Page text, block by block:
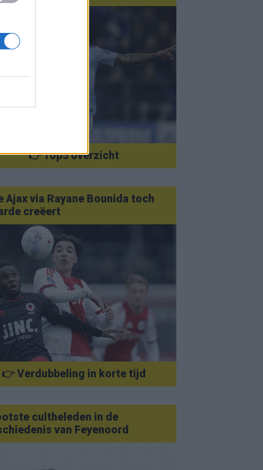
👉 Top5 overzicht
Ajax via Rayane Bounida toch
creëert
👉 Verdubbeling in korte tijd
cultheleden in de
van Feyenoord